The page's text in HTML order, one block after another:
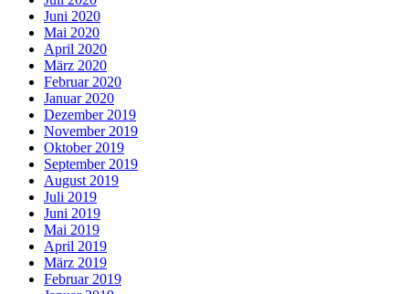
Juni 2020
Mai 2020
April 2020
März 2020
Februar 2020
Januar 2020
Dezember 2019
November 2019
Oktober 2019
September 2019
August 2019
Juli 2019
Juni 2019
Mai 2019
April 2019
März 2019
Februar 2019